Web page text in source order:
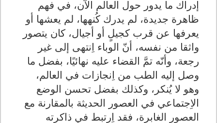
إدراك ما يدور حول العالم الآن، في فهم
ظاهرة جديدة، لم يدرك كُنهها، لم يعشها أو
يعرفها عن قرب كجيلٍ أو أجيال، كان يتصور
واثقا من نفسه، أنّ الوباء اِنتهى إلى غير
رجعة، وأنّه تمَّ القضاء عليه نهائيًا، بفضل ما
وصل إليه الطب من اِنجازات في العالم،
وهو لا يُنكر، وكذلك بفضل تحسن الوضع
الاِجتماعي في العصور الحديثة بالمقارنة مع
العصور الغابرة، فقد اِرتبط في ذاكرته